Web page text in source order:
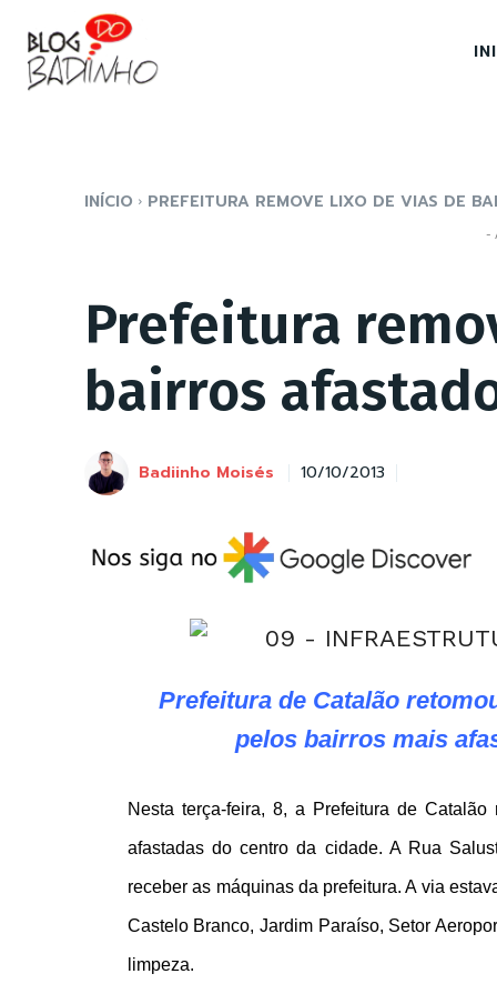
INÍCIO PREFEITURA REMOVE LIXO DE VIAS DE
-
Prefeitura
bairros
Badiinho Moisés 10/10/2013
Prefeitura de Catalão
pelos bairros mais
Nesta terça-feira, 8, a Prefeitura de
afastadas do centro da cidade. A Rua
receber as máquinas da prefeitura. A via
Castelo Branco, Jardim Paraíso, Setor
limpeza.